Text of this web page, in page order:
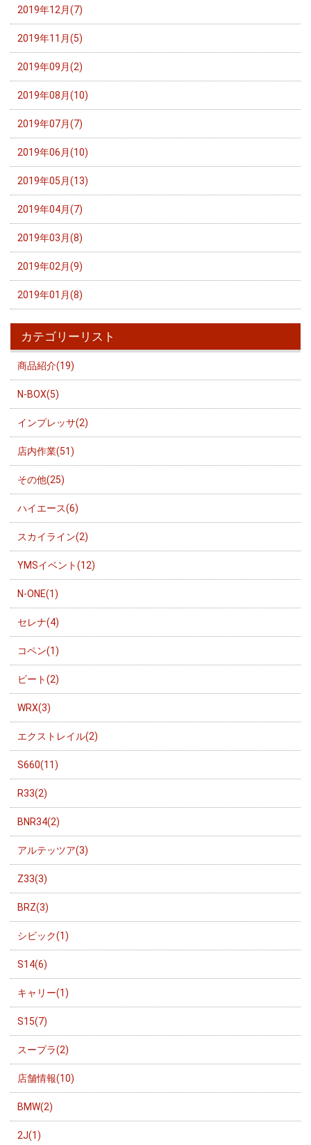
2019年12月(7)
2019年11月(5)
2019年09月(2)
2019年08月(10)
2019年07月(7)
2019年06月(10)
2019年05月(13)
2019年04月(7)
2019年03月(8)
2019年02月(9)
2019年01月(8)
カテゴリーリスト
商品紹介(19)
N-BOX(5)
インプレッサ(2)
店内作業(51)
その他(25)
ハイエース(6)
スカイライン(2)
YMSイベント(12)
N-ONE(1)
セレナ(4)
コペン(1)
ビート(2)
WRX(3)
エクストレイル(2)
S660(11)
R33(2)
BNR34(2)
アルテッツア(3)
Z33(3)
BRZ(3)
シビック(1)
S14(6)
キャリー(1)
S15(7)
スープラ(2)
店舗情報(10)
BMW(2)
2J(1)